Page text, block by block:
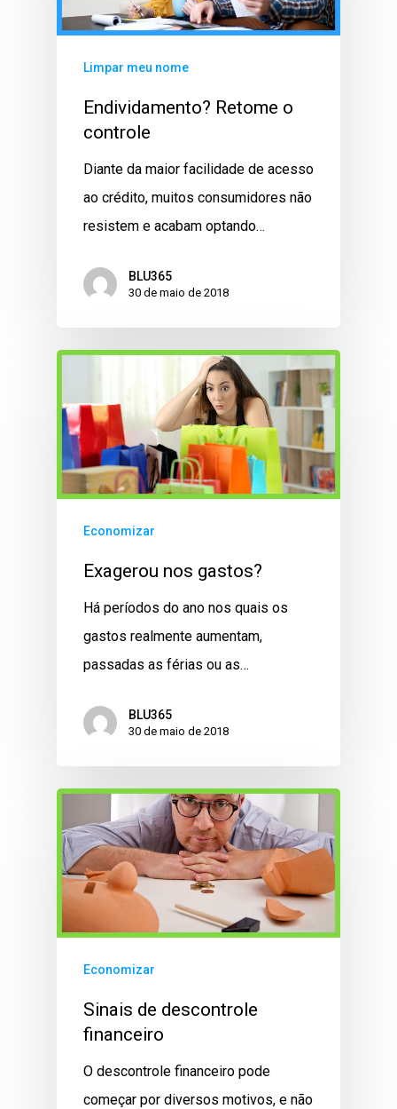
Limpar meu nome
Endividamento? Retome o
controle
Diante da maior facilidade de acesso
ao crédito, muitos consumidores não
resistem e acabam optando…
BLU365
30 de maio de 2018
Economizar
Exagerou nos gastos?
Há períodos do ano nos quais os
gastos realmente aumentam,
passadas as férias ou as…
BLU365
30 de maio de 2018
Economizar
Sinais de descontrole
financeiro
O descontrole financeiro pode
começar por diversos motivos, e não